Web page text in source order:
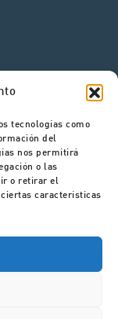
tecnologías como
del
nos permitirá
o las
o retirar el
características